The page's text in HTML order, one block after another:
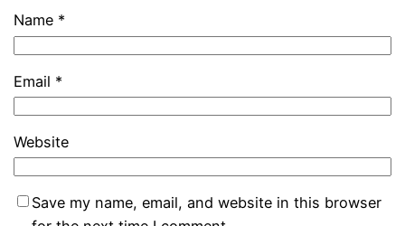
Name *
Email *
Website
Save my name, email, and website in this browser